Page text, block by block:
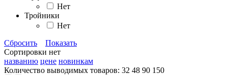
Нет
Тройники
Нет
Сбросить
Показать
Сортировки нет
названию цене новинкам
Количество выводимых товаров: 32 48 90 150